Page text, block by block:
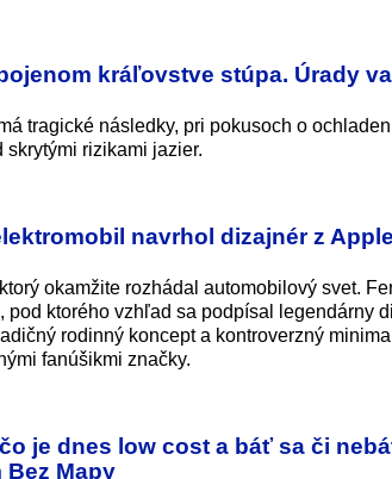
kráľovstve stúpa. Úrady
tragické následky, pri pokusoch o
rizikami jazier.
navrhol dizajnér z
okamžite rozhádal automobilový svet.
pod ktorého vzhľad sa podpísal legendárny
rodinný koncept a kontroverzný
fanúšikmi značky.
je dnes low cost a báť sa či
Mapy